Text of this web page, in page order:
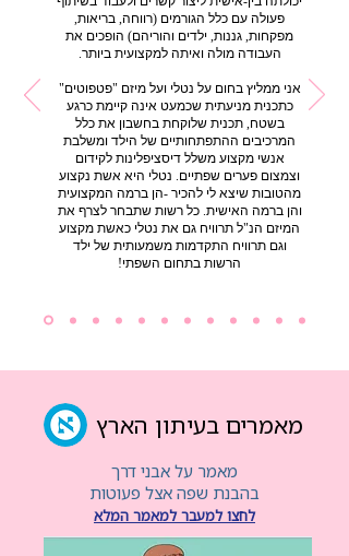
פעולה עם כלל הגורמים (רווחה, בריאות,
מפקחות, גננות, ילדים והוריהם) הופכים את
העבודה מולה ואיתה למקצועית ביותר.
אני ממליץ בחום על נטלי ועל מיזם "פטפוטים"
כתכנית מניעתית שכמעט אינה קיימת כרגע
בשטח, תכנית שלוקחת בחשבון את כלל
המרכיבים ההתפתחותיים של הילד ומשלבת
אנשי מקצוע משלל דיסציפלינות לקידום
וצמצום פערים שפתיים. נטלי היא אשת נקצוע
מהטובות שיצא לי להכיר -הן ברמה המקצועית
והן ברמה האישית. כל רשות שתבחר לצרף את
המיזם הנ"ל תרוויח גם את נטלי כאשת מקצוע
וגם תרוויח התקדמות משמעותית של ילד
הרשות בתחום השפתי!
מאמרים בעיתון הארץ
מאמר על אבני דרך
בהבנת שפה אצל פעוטות
לחצו למעבר למאמר המלא